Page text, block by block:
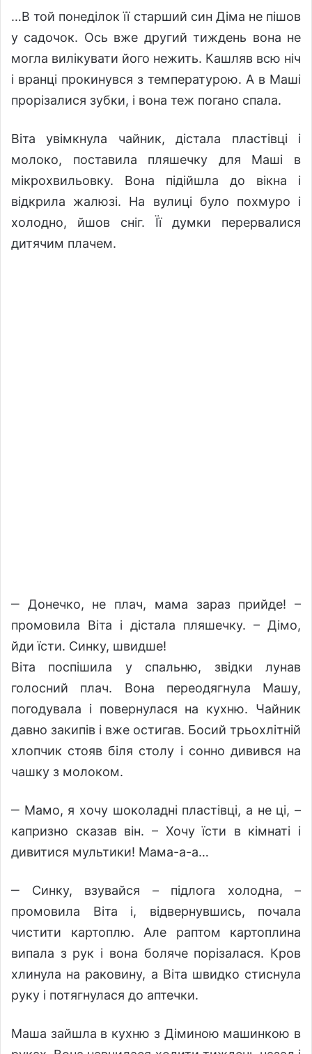
…В той понеділок її старший син Діма не пішов
у садочок. Ось вже другий тиждень вона не
могла вилікувати його нежить. Кашляв всю ніч
і вранці прокинувся з температурою. А в Маші
прорізалися зубки, і вона теж погано спала.
Віта увімкнула чайник, дістала пластівці і
молоко, поставила пляшечку для Маші в
мікрохвильовку. Вона підійшла до вікна і
відкрила жалюзі. На вулиці було похмуро і
холодно, йшов сніг. Її думки перервалися
дитячим плачем.
‒ Донечко, не плач, мама зараз прийде! –
промовила Віта і дістала пляшечку. – Дімо,
йди їсти. Синку, швидше!
Віта поспішила у спальню, звідки лунав
голосний плач. Вона переодягнула Машу,
погодувала і повернулася на кухню. Чайник
давно закипів і вже остигав. Босий трьохлітній
хлопчик стояв біля столу і сонно дивився на
чашку з молоком.
‒ Мамо, я хочу шоколадні пластівці, а не ці, –
капризно сказав він. – Хочу їсти в кімнаті і
дивитися мультики! Мама-а-а…
‒ Синку, взувайся – підлога холодна, –
промовила Віта і, відвернувшись, почала
чистити картоплю. Але раптом картоплина
випала з рук і вона боляче порізалася. Кров
хлинула на раковину, а Віта швидко стиснула
руку і потягнулася до аптечки.
Маша зайшла в кухню з Діминою машинкою в